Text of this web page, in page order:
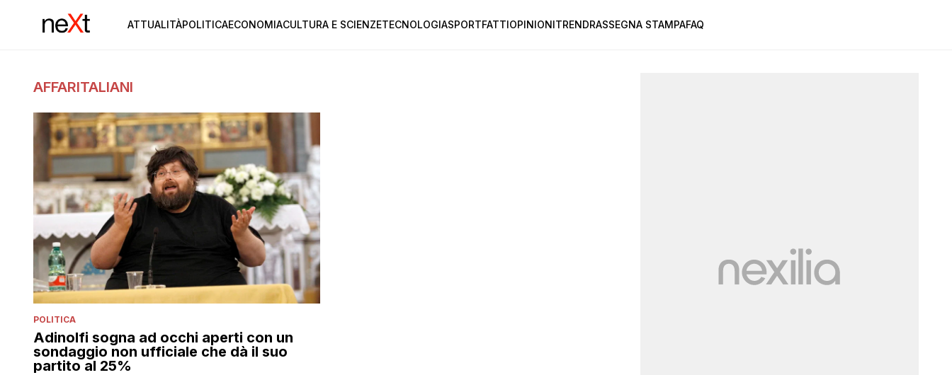
ATTUALITÀPOLITICAECONOMIACULTURA E SCIENZETECNOLOGIASPORTFATTIOPINIONITRENDRASSEGNA STAMPAFAQ
AFFARITALIANI
POLITICA
Adinolfi sogna ad occhi aperti con un
sondaggio non ufficiale che dà il suo
partito al 25%